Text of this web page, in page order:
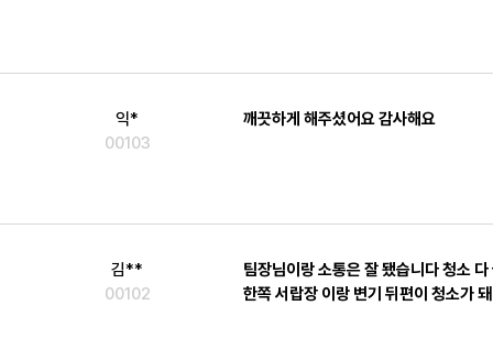
익*
00103
깨끗하게 해주셨어요 감사해요
김**
00102
팀장님이랑 소통은 잘 됐습니다 청소
한쪽 서랍장 이랑 변기 뒤편이 청소가